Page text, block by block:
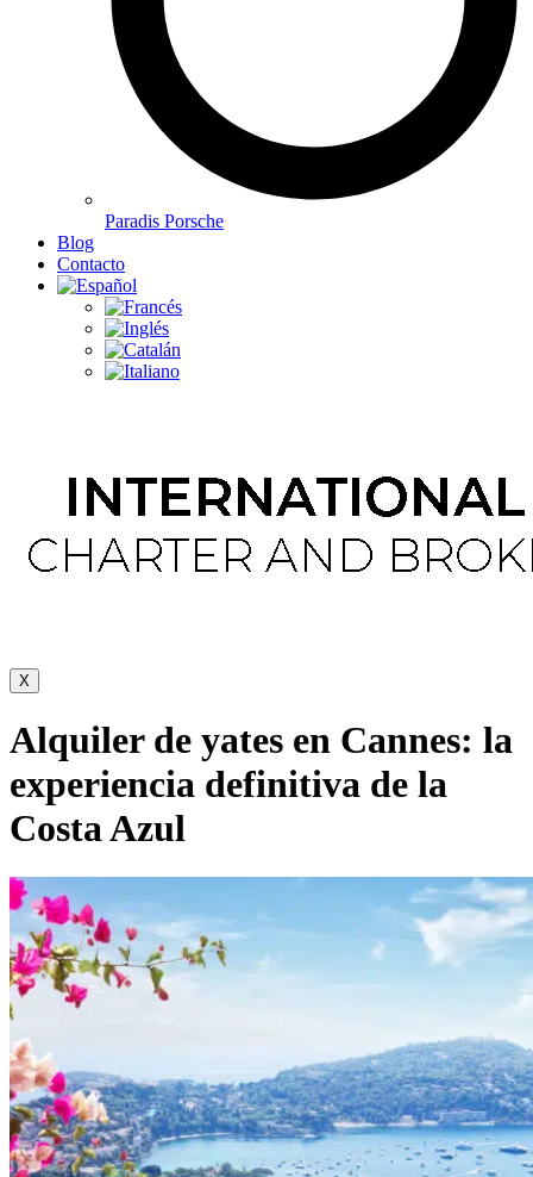
Paradis Porsche
Blog
Contacto
X
Alquiler de yates en Cannes: la
experiencia definitiva de la
Costa Azul